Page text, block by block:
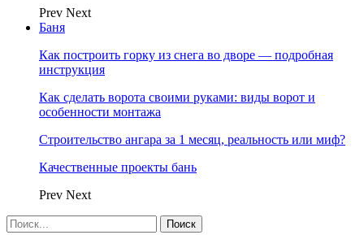
Prev Next
Баня
Как построить горку из снега во дворе — подробная
инструкция
Как сделать ворота своими руками: виды ворот и
особенности монтажа
Строительство ангара за 1 месяц, реальность или миф?
Качественные проекты бань
Prev Next